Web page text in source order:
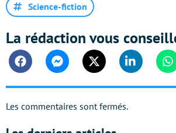
Science-fiction
La rédaction vous
FacebookMessengerTwitter Linkedin
Les commentaires sont fermés.